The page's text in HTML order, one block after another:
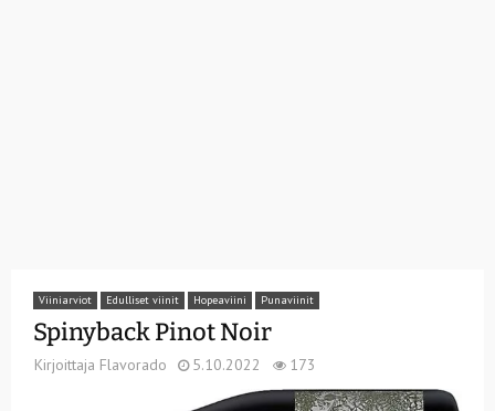
Viiniarviot Edulliset viinit Hopeaviini Punaviinit
Spinyback Pinot Noir
Kirjoittaja Flavorado 5.10.2022 173